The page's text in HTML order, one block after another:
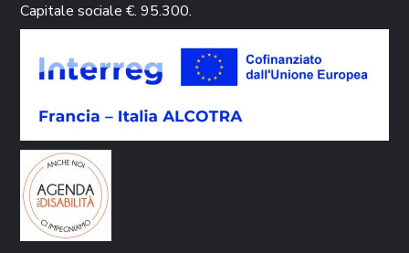
Capitale sociale €. 95.300.